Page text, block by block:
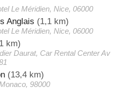
Le Méridien, Nice, 06000
Anglais (1,1 km)
Le Méridien, Nice, 06000
km)
Daurat, Car Rental Center Av
(13,4 km)
98000